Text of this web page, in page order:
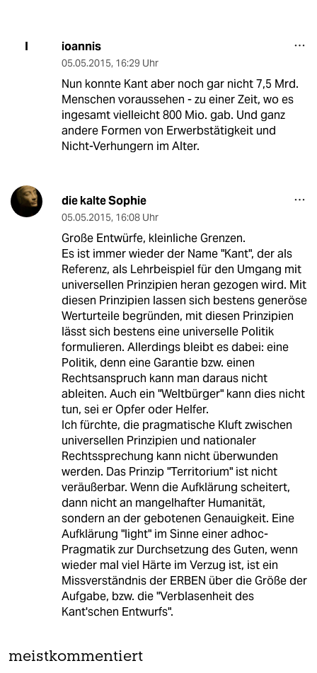
I ioannis
05.05.2015, 16:29 Uhr
Nun konnte Kant aber noch gar nicht 7,5 Mrd.
Menschen voraussehen - zu einer Zeit, wo es
ingesamt vielleicht 800 Mio. gab. Und ganz
andere Formen von Erwerbstätigkeit und
Nicht-Verhungern im Alter.
die kalte Sophie
05.05.2015, 16:08 Uhr
Große Entwürfe, kleinliche Grenzen.
Es ist immer wieder der Name "Kant", der als
Referenz, als Lehrbeispiel für den Umgang mit
universellen Prinzipien heran gezogen wird. Mit
diesen Prinzipien lassen sich bestens generöse
Werturteile begründen, mit diesen Prinzipien
lässt sich bestens eine universelle Politik
formulieren. Allerdings bleibt es dabei: eine
Politik, denn eine Garantie bzw. einen
Rechtsanspruch kann man daraus nicht
ableiten. Auch ein "Weltbürger" kann dies nicht
tun, sei er Opfer oder Helfer.
Ich fürchte, die pragmatische Kluft zwischen
universellen Prinzipien und nationaler
Rechtssprechung kann nicht überwunden
werden. Das Prinzip "Territorium" ist nicht
veräußerbar. Wenn die Aufklärung scheitert,
dann nicht an mangelhafter Humanität,
sondern an der gebotenen Genauigkeit. Eine
Aufklärung "light" im Sinne einer adhoc-
Pragmatik zur Durchsetzung des Guten, wenn
wieder mal viel Härte im Verzug ist, ist ein
Missverständnis der ERBEN über die Größe der
Aufgabe, bzw. die "Verblasenheit des
Kant'schen Entwurfs".
meistkommentiert